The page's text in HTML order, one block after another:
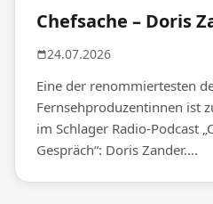
Chefsache – Doris
24.07.2026
Eine der renommiertesten
Fernsehproduzentinnen ist
im Schlager Radio-Podcast
Gespräch“: Doris Zander....